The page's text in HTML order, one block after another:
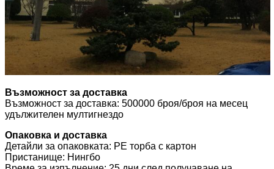
Възможност за доставка
Възможност за доставка: 500000 броя/броя на месец
удължителен мултигнездо
Опаковка и доставка
Детайли за опаковката: PE торба с картон
Пристанище: Нингбо